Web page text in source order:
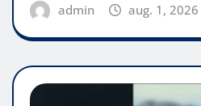
admin aug. 1, 2026